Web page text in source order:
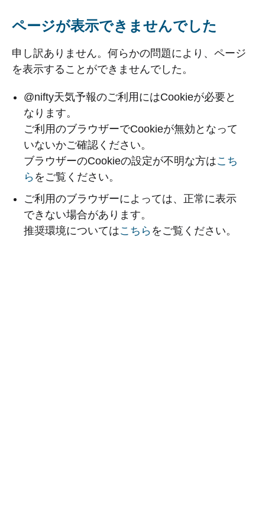
ページが表示できませんでした
申し訳ありません。何らかの問題により、ページ
を表示することができませんでした。
@nifty天気予報のご利用にはCookieが必要と
なります。
ご利用のブラウザーでCookieが無効となって
いないかご確認ください。
ブラウザーのCookieの設定が不明な方はこち
ら をご覧ください。
ご利用のブラウザーによっては、正常に表示
できない場合があります。
推奨環境についてはこちら をご覧ください。